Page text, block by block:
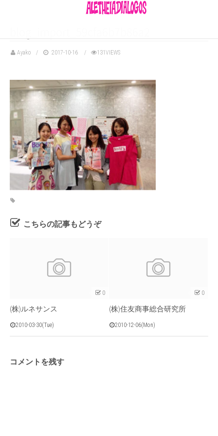
Ayako 2017-10-16 131VIEWS
こちらの記事もどうぞ
0
(株)ルネサンス
2010-03-30(Tue)
0
(株)住友商事総合研究所
2010-12-06(Mon)
コメントを残す